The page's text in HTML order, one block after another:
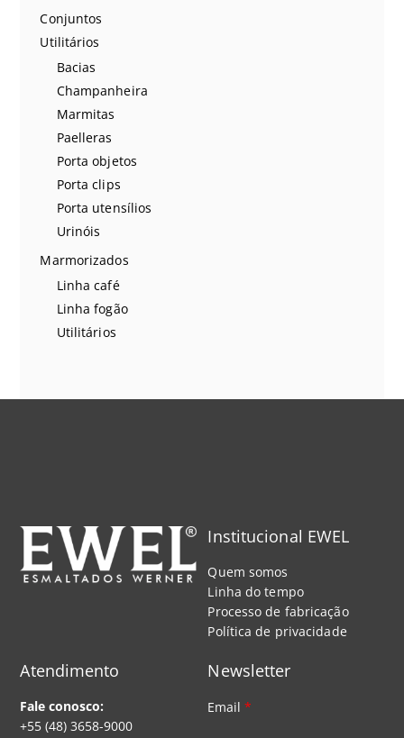
Conjuntos
Utilitários
Bacias
Champanheira
Marmitas
Paelleras
Porta objetos
Porta clips
Porta utensílios
Urinóis
Marmorizados
Linha café
Linha fogão
Utilitários
Institucional EWEL
Quem somos
Linha do tempo
Processo de fabricação
Política de privacidade
Atendimento
Fale conosco:
+55 (48) 3658-9000
Newsletter
Email*